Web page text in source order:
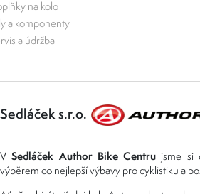
na kolo
a komponenty
a údržba
Sedláček s.r.o.
VSedláček Author Bike Centru jsme si
výběrem co nejlepší výbavy pro cyklistiku a